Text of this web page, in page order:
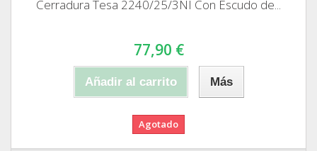
Cerradura Tesa 2240/25/3NI Con Escudo de...
77,90 €
Añadir al carrito Más
Agotado